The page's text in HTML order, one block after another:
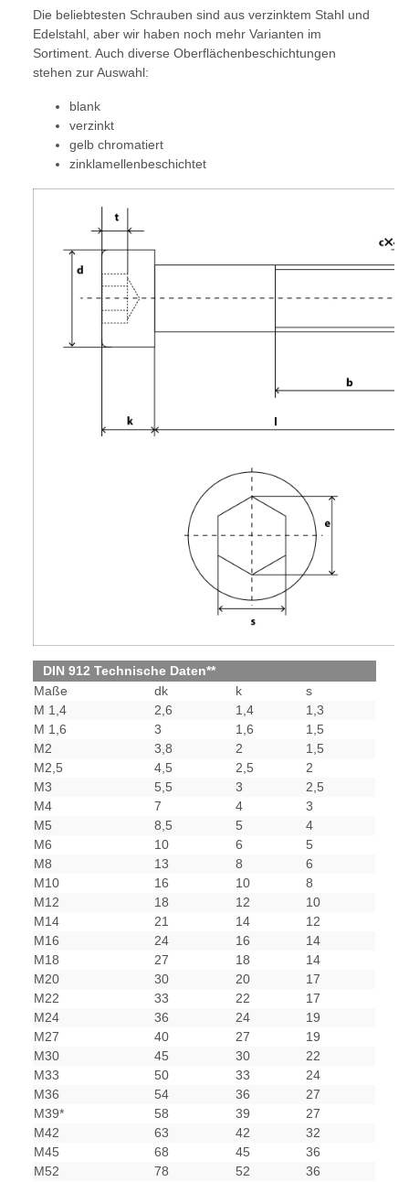
Die beliebtesten Schrauben sind aus verzinktem Stahl und
Edelstahl, aber wir haben noch mehr Varianten im
Sortiment. Auch diverse Oberflächenbeschichtungen
stehen zur Auswahl:
blank
verzinkt
gelb chromatiert
zinklamellenbeschichtet
DIN 912 Technische Daten**
Maße
dk k
s
M 1,4
2,6 1,4
1,3
M 1,6
3 1,6
1,5
M2
3,8 2
1,5
M2,5
4,5 2,5
2
M3
5,5 3
2,5
M4
7 4
3
M5
8,5 5
4
M6
10 6
5
M8
13 8
6
M10
16 10
8
M12
18 12
10
M14
21 14
12
M16
24 16
14
M18
27 18
14
M20
30 20
17
M22
33 22
17
M24
36 24
19
M27
40 27
19
M30
45 30
22
M33
50 33
24
M36
54 36
27
M39*
58 39
27
M42
63 42
32
M45
68 45
36
M52
78 52
36